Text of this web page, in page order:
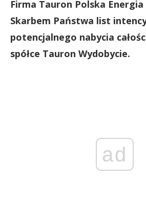
Firma Tauron Polska Energia
Skarbem Państwa list
potencjalnego nabycia
spółce Tauron Wydobycie.
ad